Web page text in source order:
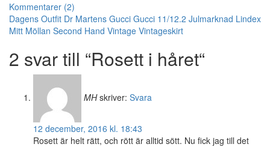
Kommentarer (2)
Dagens Outfit Dr Martens Gucci Gucci 11/12.2 Julmarknad Lindex
Mitt Möllan Second Hand Vintage Vintageskirt
2 svar till “Rosett i håret“
MH skriver: Svara
12 december, 2016 kl. 18:43
Rosett är helt rätt, och rött är alltid sött. Nu fick jag till det